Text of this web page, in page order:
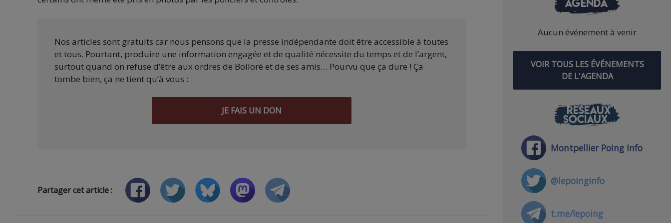
Nos articles sont gratuits car nous pensons que la presse indépendante doit être accessible à toutes
et tous. Pourtant, produire une information engagée et de qualité nécessite du temps et de l’argent,
surtout quand on refuse d’être aux ordres de Bolloré et de ses amis… Pourvu que ça dure ! Ça
tombe bien, ça ne tient qu’à vous :
JE FAIS UN DON
Partager cet article :
Aucun événement à venir
VOIR TOUS LES ÉVÉNEMENTS
DE L'AGENDA
RÉSEAUX
SOCIAUX
Montpellier Poing Info
@lepoinginfo
t.me/lepoing